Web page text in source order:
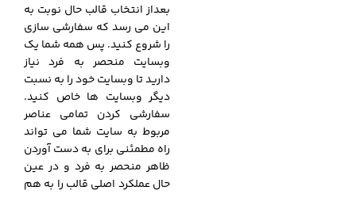
بعداز انتخاب قالب حال نوبت به
این می رسد که سفارشی سازی
را شروع کنید. پس همه شما یک
وبسایت منحصر به فرد نیاز
دارید تا وبسایت خود را به نسبت
دیگر وبسایت ها خاص کنید.
سفارشی کردن تمامی عناصر
مربوط به سایت شما می تواند
راه مطمئنی برای به دست آوردن
ظاهر منحصر به فرد و در عین
حال عملکرد اصلی قالب را به هم